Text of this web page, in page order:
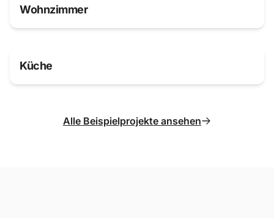
Vorher
Wohnzimmer
Vorher
Regler schieben
Küche
Alle Beispielprojekte ansehen